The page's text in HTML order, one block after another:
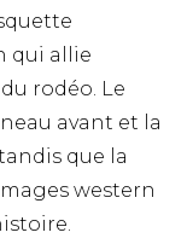
qui allie
rodéo. Le
avant et la
que la
western